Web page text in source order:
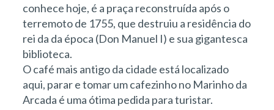
conhece hoje, é a praça reconstruída após o
terremoto de 1755, que destruiu a residência do
rei da da época (Don Manuel I) e sua gigantesca
biblioteca.
O café mais antigo da cidade está localizado
aqui, parar e tomar um cafezinho no Marinho da
Arcada é uma ótima pedida para turistar.